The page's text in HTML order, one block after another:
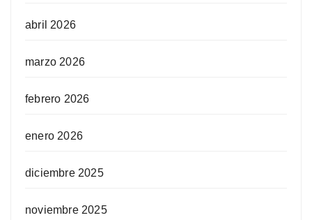
abril 2026
marzo 2026
febrero 2026
enero 2026
diciembre 2025
noviembre 2025